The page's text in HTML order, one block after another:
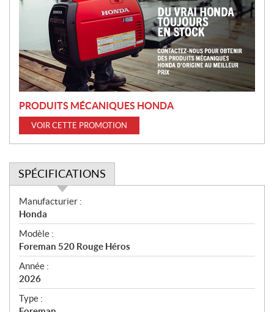
i
o
n
PRODUITS MÉCANIQUES HONDA
VOIR CETTE PROMOTION
SPÉCIFICATIONS
S
p
é
c
i
f
i
c
a
Manufacturier :
Honda
Modèle :
Foreman 520 Rouge Héros
Année :
2026
Type :